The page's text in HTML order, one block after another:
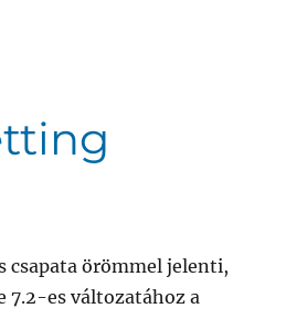
csapata örömmel jelenti,
7.2-es változatához a